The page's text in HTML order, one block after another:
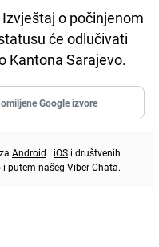
o počinjenom
će odlučivati
Kantona Sarajevo.
Google izvore
Android | iOS i društvenih
i putem našeg ViberChata.